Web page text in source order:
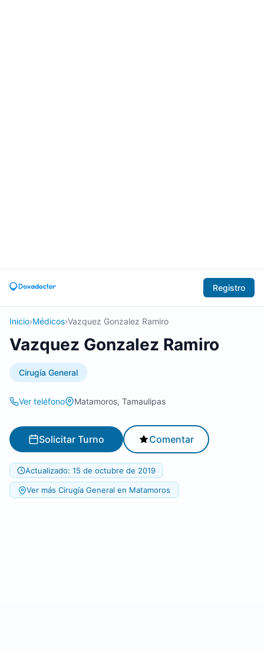
Registro
Inicio›Médicos›Vazquez Gonzalez Ramiro
Vazquez Gonzalez Ramiro
Cirugía General
Ver teléfono Matamoros, Tamaulipas
Solicitar Turno Comentar
Actualizado: 15 de octubre de 2019
Ver más Cirugía General en Matamoros